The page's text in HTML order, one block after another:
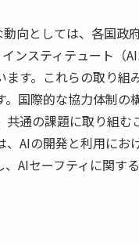
向としては、各国
ンスティテュート（
す。これらの取り
国際的な協力体制
通の課題に取り組
、AIの開発と利用に
AIセーフティに関す